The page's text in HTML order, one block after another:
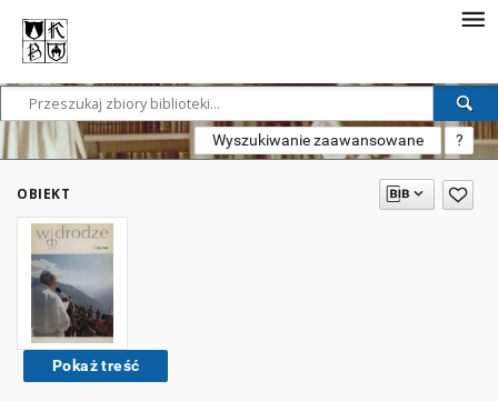
Wyszukiwanie zaawansowane ?
OBIEKT
Pokaż treść